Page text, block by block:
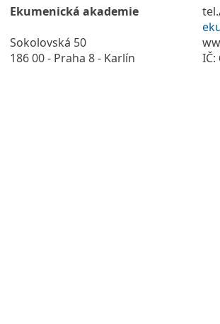
Ekumenická akademie
Sokolovská 50
186 00 - Praha 8 - Karlín
IČ: